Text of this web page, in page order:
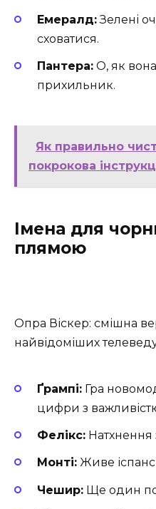
Емералд:Зелені
сховатися.
Пантера: О, як
прихильник.
Як правильно
покрокова
Імена для
плямою
Опра Віскер: смішна
найвідоміших
Ґрампі: Гра
цифри з
Фелікс: Натхнення
Монті: Живе
Чешир: Ще один